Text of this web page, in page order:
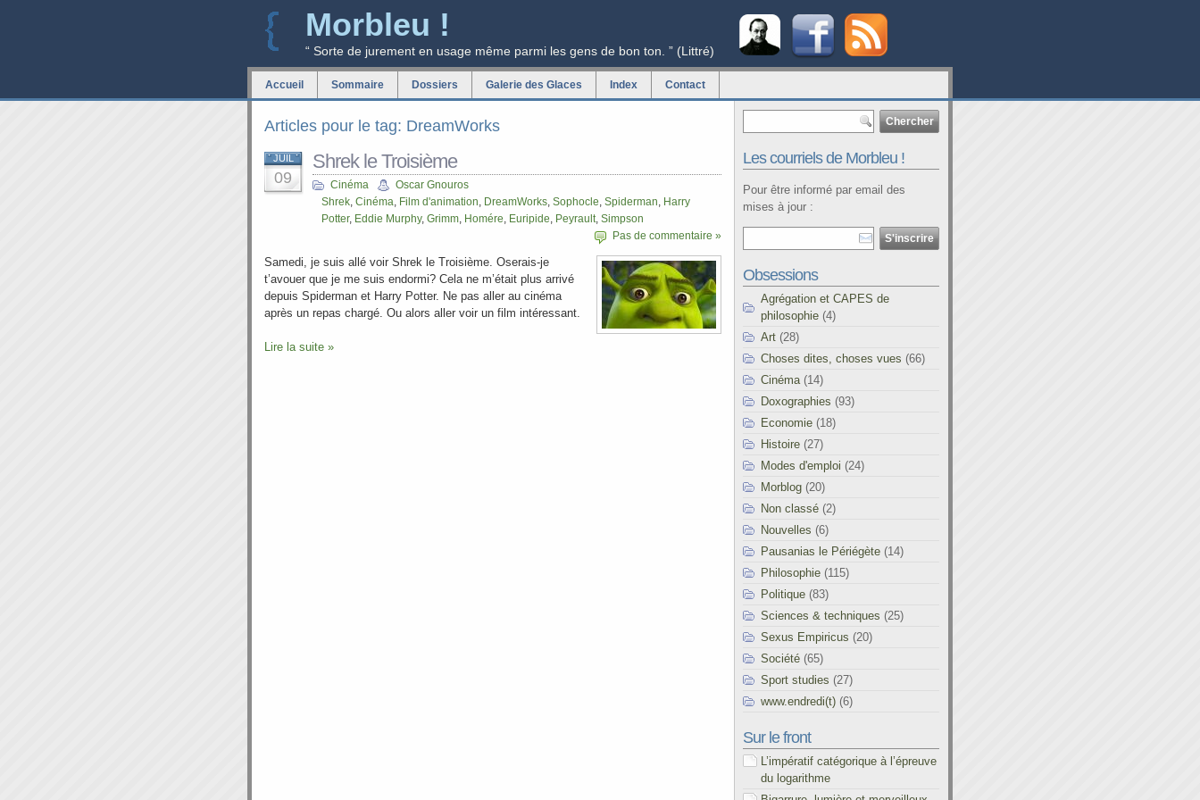
Morbleu !
“ Sorte de jurement en usage même parmi les gens de bon ton. ” (Littré)
Accueil Sommaire Dossiers Galerie des Glaces Index Contact
Articles pour le tag: DreamWorks
JUIL
09
Shrek le Troisième
Cinéma
Oscar Gnouros
Shrek, Cinéma, Film d'animation, DreamWorks, Sophocle, Spiderman, Harry
Potter, Eddie Murphy, Grimm, Homére, Euripide, Peyrault, Simpson
Pas de commentaire »
Samedi, je suis allé voir Shrek le Troisième. Oserais-je
t’avouer que je me suis endormi? Cela ne m’était plus arrivé
depuis Spiderman et Harry Potter. Ne pas aller au cinéma
après un repas chargé. Ou alors aller voir un film intéressant.
Lire la suite »
Les courriels de Morbleu !
Pour être informé par email des
mises à jour :
Obsessions
Agrégation et CAPES de
philosophie (4)
Art (28)
Choses dites, choses vues (66)
Cinéma (14)
Doxographies (93)
Economie (18)
Histoire (27)
Modes d'emploi (24)
Morblog (20)
Non classé (2)
Nouvelles (6)
Pausanias le Périégète (14)
Philosophie (115)
Politique (83)
Sciences & techniques (25)
Sexus Empiricus (20)
Société (65)
Sport studies (27)
www.endredi(t) (6)
Sur le front
L’impératif catégorique à l’épreuve
du logarithme